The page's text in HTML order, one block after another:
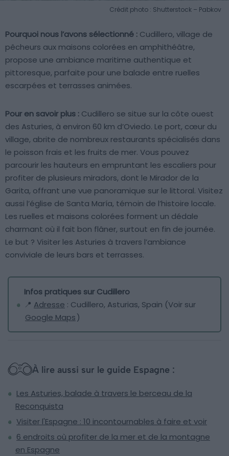
Crédit photo : Shutterstock – Pabkov
Pourquoi nous l’avons sélectionné : Cudillero, village de
pêcheurs aux maisons colorées en amphithéâtre,
propose une ambiance maritime authentique et
pittoresque, parfaite pour une balade entre ruelles
escarpées et terrasses animées.
Pour en savoir plus : Cudillero se situe sur la côte ouest
des Asturies, à environ 60 km d’Oviedo. Le port, cœur du
village, abrite de nombreux restaurants spécialisés dans
le poisson frais et les fruits de mer. Vous pouvez
parcourir les hauteurs en empruntant les escaliers pour
profiter de plusieurs miradors, dont le Mirador de la
Garita, offrant une vue panoramique sur le littoral. Visitez
aussi l’église de Santa María, témoin de l’histoire locale.
Les ruelles et maisons colorées forment un dédale
charmant où il fait bon flâner, surtout en fin de journée.
Le but ? Visiter les Asturies à travers l’ambiance
conviviale de leurs bars et terrasses.
Infos pratiques sur Cudillero
📍 Adresse : Cudillero, Asturias, Spain (Voir sur
Google Maps)
À lire aussi sur le guide Espagne :
Les Asturies, balade à travers le berceau de la
Reconquista
Visiter l'Espagne : 10 incontournables à faire et voir
6 endroits où profiter de la mer et de la montagne
en Espagne